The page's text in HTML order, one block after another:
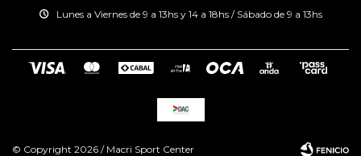
Lunes a Viernes de 9 a 13hs y 14 a 18hs / Sábado de 9 a 13hs
© Copyright 2026 / Macri Sport Center